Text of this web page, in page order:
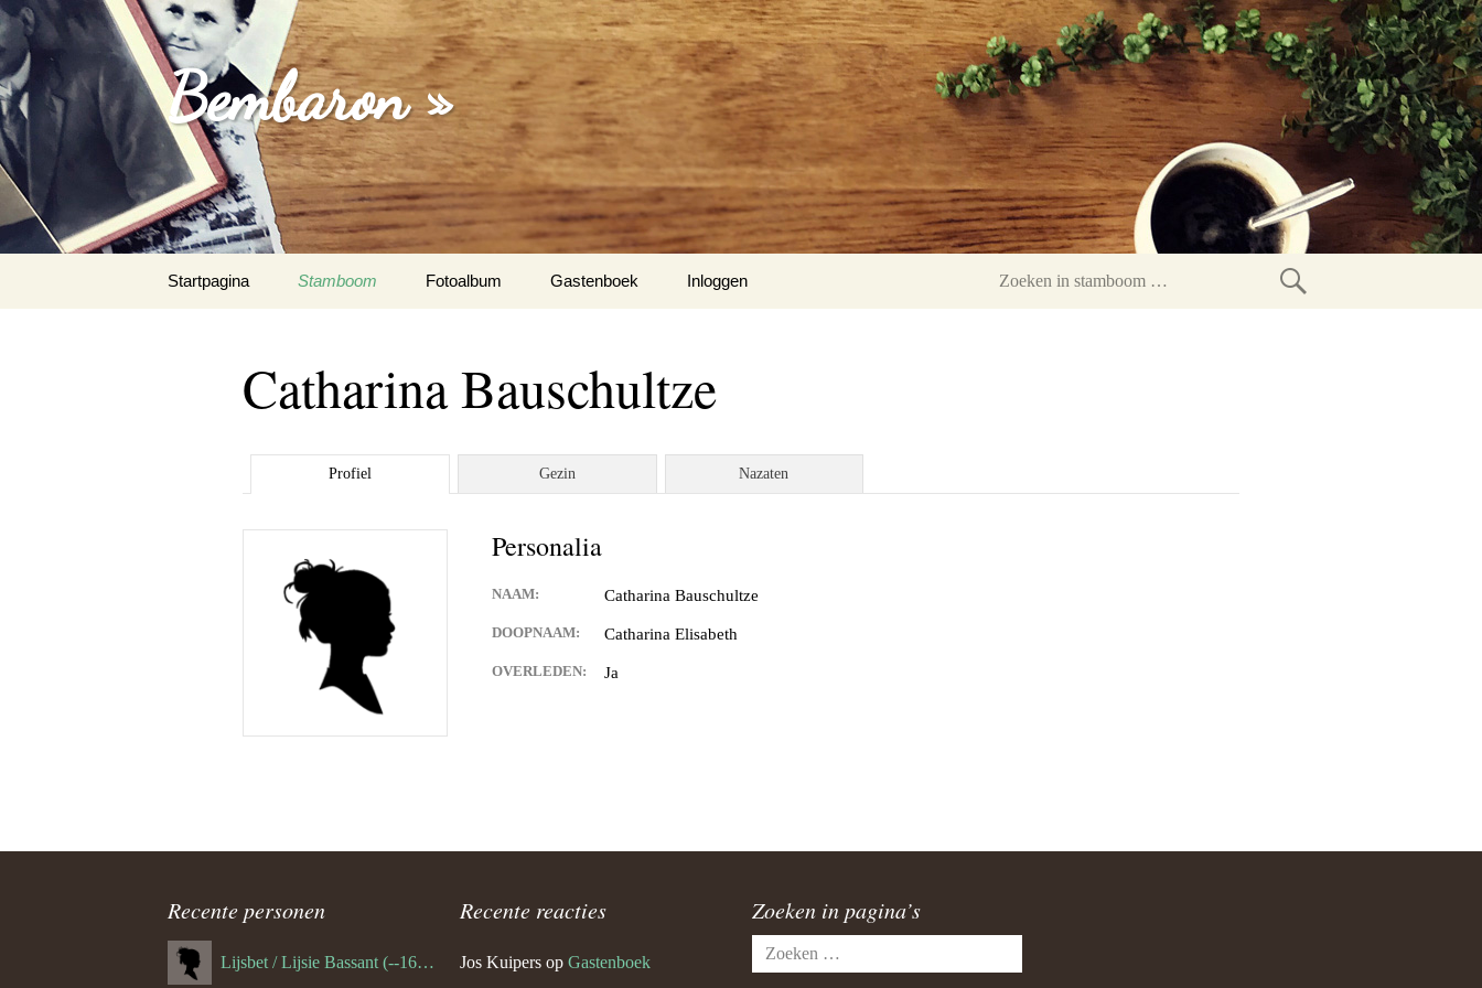
Bembaron »
naar
Startpagina Stamboom Fotoalbum Gastenboek
Inloggen
Zoeken
Catharina Bauschultze
Profiel Gezin Nazaten
Personalia
NAAM: Catharina Bauschultze
DOOPNAAM: Catharina Elisabeth
OVERLEDEN: Ja
Recente personen
Lijsbet / Lijsie Bassant (--1687)
Recente reacties
Jos Kuipers op Gastenboek
Zoeken in pagina’s
Zoeken
naar: